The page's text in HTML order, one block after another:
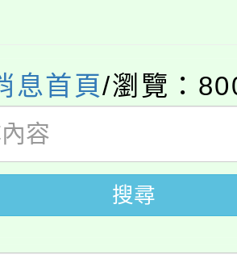
動。
桃局內行報名
。
至27日，桃園電
桃園市運動會8/
及游泳池舉行。
市低收入戶享有免
惠，中低收入戶
息首頁/瀏覽：
搜尋